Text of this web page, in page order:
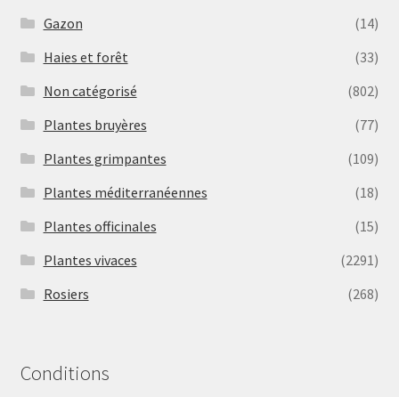
Gazon
(14)
Haies et forêt
(33)
Non catégorisé
(802)
Plantes bruyères
(77)
Plantes grimpantes
(109)
Plantes méditerranéennes
(18)
Plantes officinales
(15)
Plantes vivaces
(2291)
Rosiers
(268)
Conditions